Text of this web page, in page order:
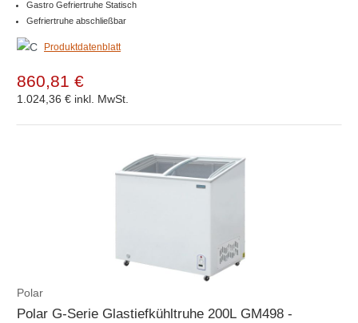
Gastro Gefriertruhe Statisch
Gefriertruhe abschließbar
Produktdatenblatt
860,81 €
1.024,36 € inkl. MwSt.
Polar
Polar G-Serie Glastiefkühltruhe 200L GM498 -